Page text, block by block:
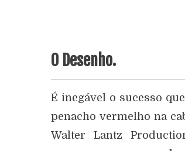
O Desenho.
É inegável o sucesso
penacho vermelho na
Walter Lantz